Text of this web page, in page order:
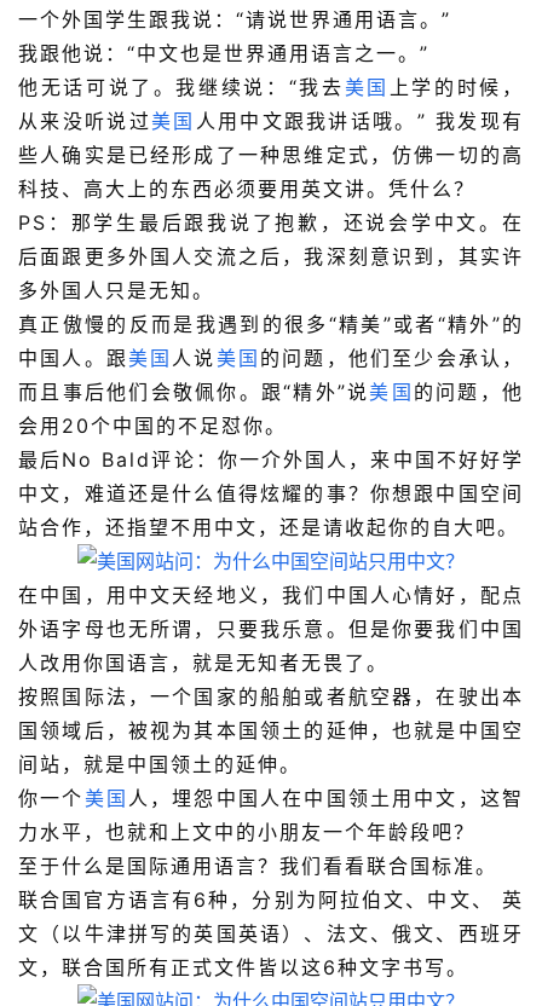
一个外国学生跟我说：“请说世界通用语言。”
我跟他说：“中文也是世界通用语言之一。”
他无话可说了。我继续说：“我去美国 上学的时候，
从来没听说过美国 人用中文跟我讲话哦。” 我发现有
些人确实是已经形成了一种思维定式，仿佛一切的高
科技、高大上的东西必须要用英文讲。凭什么？
PS：那学生最后跟我说了抱歉，还说会学中文。在
后面跟更多外国人交流之后，我深刻意识到，其实许
多外国人只是无知。
真正傲慢的反而是我遇到的很多“精美”或者“精外”的
中国人。跟美国 人说美国 的问题，他们至少会承认，
而且事后他们会敬佩你。跟“精外”说美国 的问题，他
会用20个中国的不足怼你。
最后No Bald评论：你一介外国人，来中国不好好学
中文，难道还是什么值得炫耀的事？你想跟中国空间
站合作，还指望不用中文，还是请收起你的自大吧。
在中国，用中文天经地义，我们中国人心情好，配点
外语字母也无所谓，只要我乐意。但是你要我们中国
人改用你国语言，就是无知者无畏了。
按照国际法，一个国家的船舶或者航空器，在驶出本
国领域后，被视为其本国领土的延伸，也就是中国空
间站，就是中国领土的延伸。
你一个美国 人，埋怨中国人在中国领土用中文，这智
力水平，也就和上文中的小朋友一个年龄段吧？
至于什么是国际通用语言？我们看看联合国标准。
联合国官方语言有6种，分别为阿拉伯文、中文、 英
文（以牛津拼写的英国英语）、法文、俄文、西班牙
文，联合国所有正式文件皆以这6种文字书写。